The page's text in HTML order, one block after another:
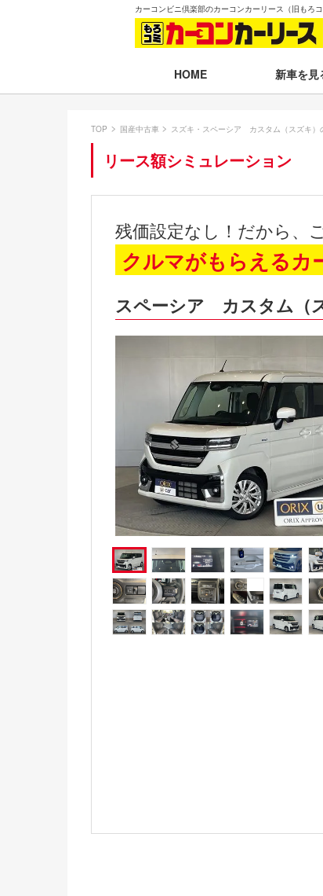
カーコンビニ倶楽部のカーコンカーリース（旧もろ
HOME 新車を見
月々50,001
新車一覧から
即納車（最短
残価設定プラ
電気自動車（
福祉車両
ミニカー
TOP 国産中古車 スズキ・スペーシア カスタム（スズキ）
リース額シミュレーション
残価設定なし！だから、
クルマがもらえるカ
スペーシア カスタム（